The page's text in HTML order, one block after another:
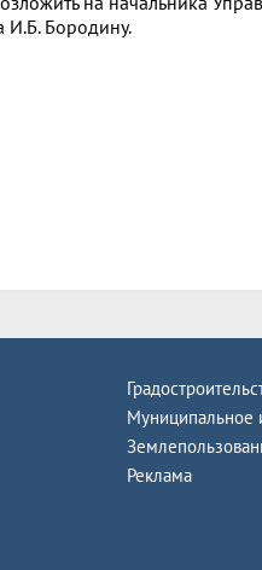
И.Б. Бородину.
Муниципальное
Реклама